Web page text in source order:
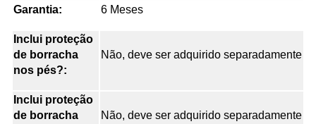
Garantia: 6 Meses
Inclui proteção
de borracha
nos pés?:
Não, deve ser adquirido separadamente
Inclui proteção
de borracha
Não, deve ser adquirido separadamente